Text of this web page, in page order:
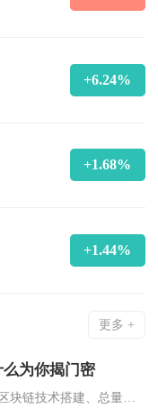
+6.24%
+1.68%
+1.44%
更多 +
么为你揭门密
比特币本质是依托区块链技术搭建、总量固定2100万枚的去中心化点对点电子现金系统，既不属于